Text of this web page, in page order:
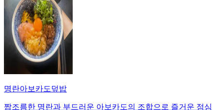
명란아보카도덮밥
짭조름한 명란과 부드러운 아보카도의 조합으로 즐거운 점심